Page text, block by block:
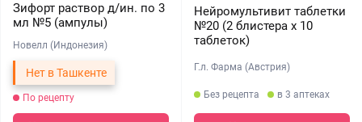
Зифорт раствор д/ин. по 3
мл №5 (ампулы)
Новелл (Индонезия)
Нет в Ташкенте
По рецепту
Нейромультивит таблетки
№20 (2 блистера х 10
таблеток)
Г.л. Фарма (Австрия)
Без рецепта в 3 аптеках